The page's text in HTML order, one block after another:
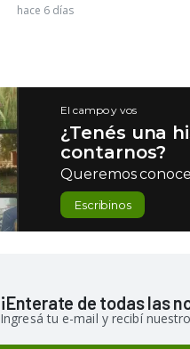
hace 6 días
El campo y vos
¿Tenés una
contarnos?
Queremos
Escribinos
¡Enterate de todas las
Ingresá tu e-mail y recibí